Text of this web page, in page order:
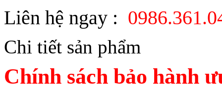
Liên hệ ngay :
Chi tiết sản phẩm
Chính sách bảo hành